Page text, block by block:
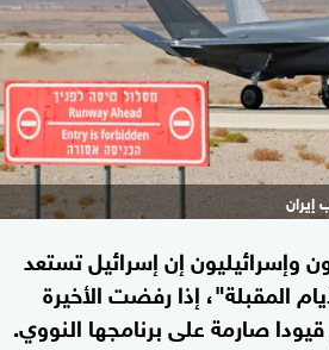
إيران
وإسرائيليون إن إسرائيل تستعد
المقبلة"، إذا رفضت الأخيرة
صارمة على برنامجها النووي.